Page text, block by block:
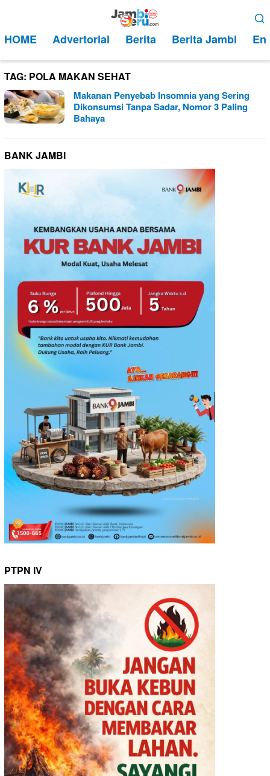
kontenMobile
HOME Advertorial Berita Berita Jambi
TAG: POLA MAKAN SEHAT
Makanan Penyebab Insomnia yang Sering
Dikonsumsi Tanpa Sadar, Nomor 3 Paling
Bahaya
BANK JAMBI
PTPN IV